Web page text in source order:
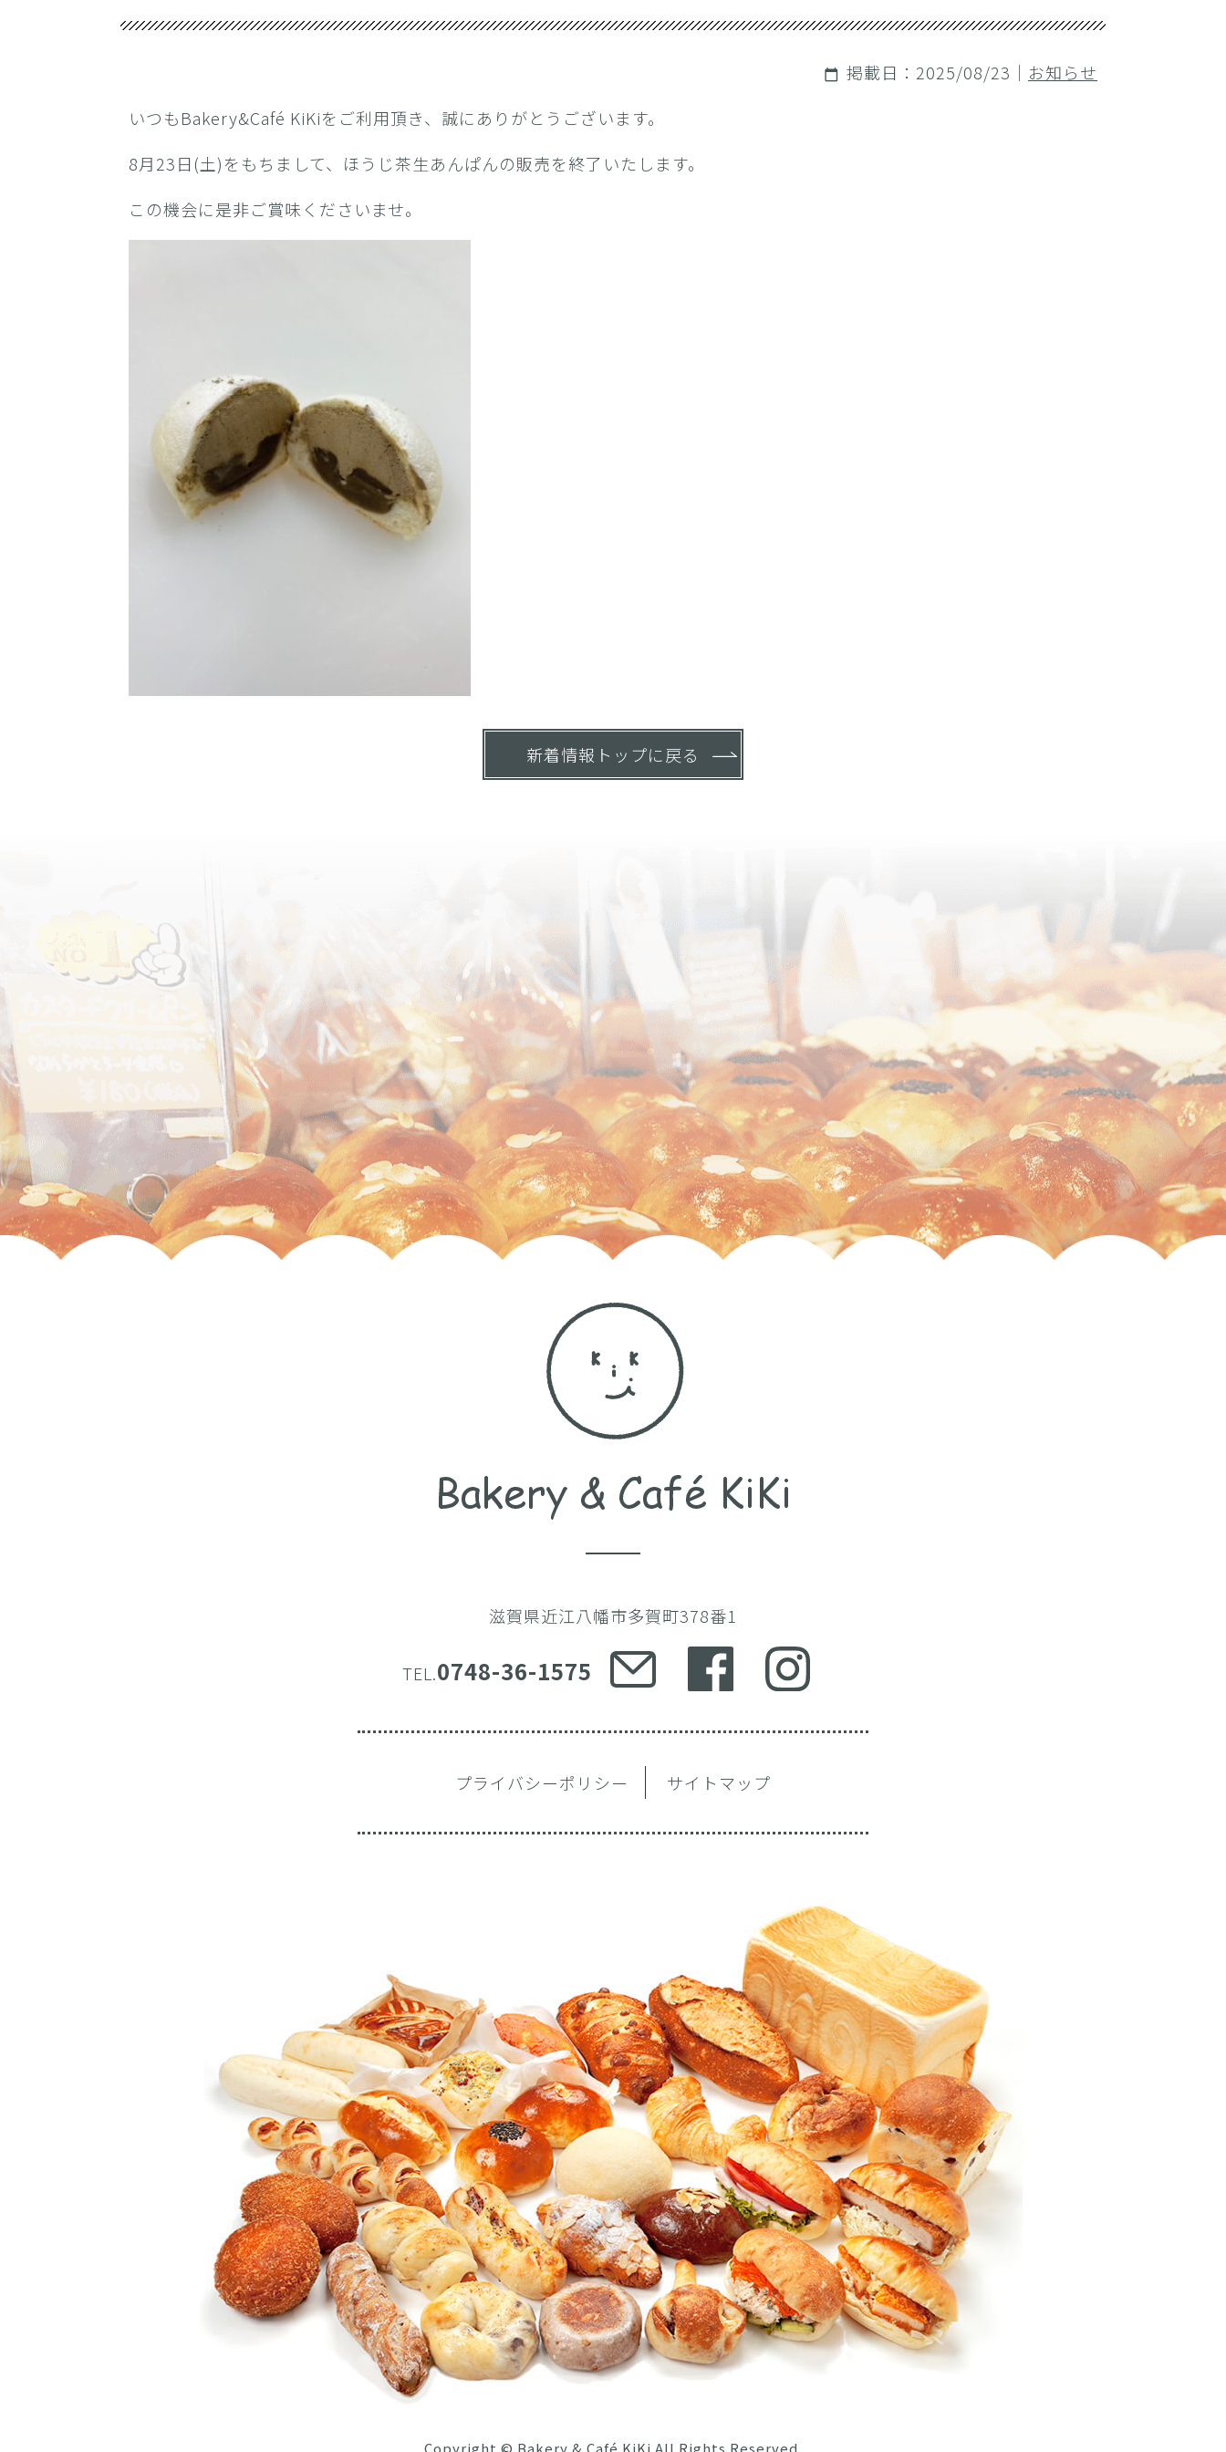
calendar_today 掲載日：2025/08/23｜ お知らせ
いつもBakery&Café KiKiをご利用頂き、誠にありがとうございます。
8月23日(土)をもちまして、ほうじ茶生あんぱんの販売を終了いたします。
この機会に是非ご賞味くださいませ。
新着情報トップに戻る
滋賀県近江八幡市多賀町378番1
TEL.0748-36-1575
プライバシーポリシー サイトマップ
Copyright © Bakery & Café KiKi All Rights Reserved.